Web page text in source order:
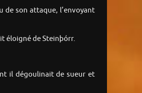
de son attaque, l’envoyant
éloigné de Steinþórr.
il dégoulinait de sueur et